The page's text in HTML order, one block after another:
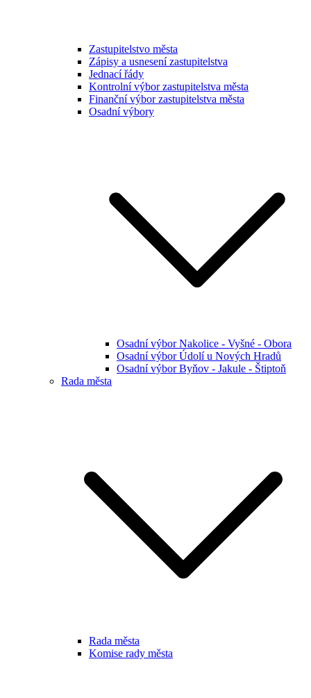
Zastupitelstvo města
Zápisy a usnesení zastupitelstva
Jednací řády
Kontrolní výbor zastupitelstva města
Finanční výbor zastupitelstva města
Osadní výbory
Osadní výbor Nakolice - Vyšné - Obora
Osadní výbor Údolí u Nových Hradů
Osadní výbor Byňov - Jakule - Štiptoň
Rada města
Rada města
Komise rady města